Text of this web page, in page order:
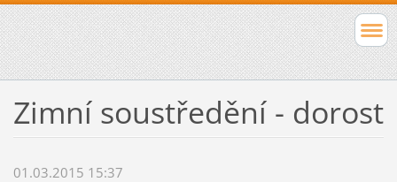
Zimní soustředění - dorost
01.03.2015 15:37